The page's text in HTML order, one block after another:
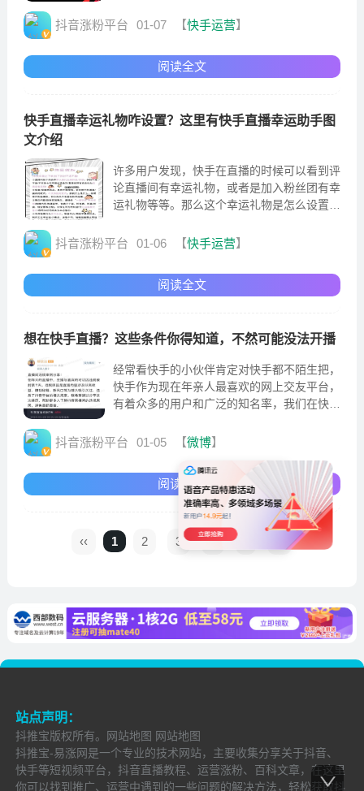
代，然而直播更是
抖音涨粉平台 01-07 【快手运营】
阅读全文
快手直播幸运礼物咋设置？这里有快手直播幸运助手图
文介绍
许多用户发现，快手在直播的时候可以看到评
论直播间有幸运礼物，或者是加入粉丝团有幸
运礼物等等。那么这个幸运礼物是怎么设置的
抖音涨粉平台 01-06 【快手运营】
阅读全文
想在快手直播？这些条件你得知道，不然可能没法开播
经常看快手的小伙伴肯定对快手都不陌生把，
快手作为现在年亲人最喜欢的网上交友平台，
有着众多的用户和广泛的知名率，我们在快手
抖音涨粉平台 01-05 【微博】
阅读全文
‹‹ 1 2 3 4
站点声明：
抖推宝版权所有。 网站地图 网站地图
抖推宝-易涨网是一个专业的技术网站，主要收集分享关于抖音、
快手等短视频平台，抖音直播教程、运营涨粉、百科文章，在这里
你可以找到推广、运营中遇到的一些问题的解决方法，轻松获取抖